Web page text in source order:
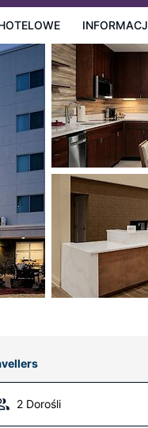
2 Dorośli